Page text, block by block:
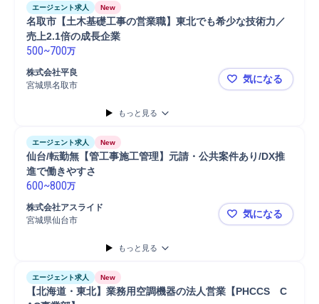
エージェント求人 New
名取市【土木基礎工事の営業職】東北でも希少な技術力／
売上2.1倍の成長企業
500~700万
株式会社平良
宮城県名取市
名取市【土
気になる
もっと見る
エージェント求人 New
仙台/転勤無【管工事施工管理】元請・公共案件あり/DX推
進で働きやすさ
600~800万
株式会社アスライド
宮城県仙台市
仙台/転勤無
気になる
もっと見る
エージェント求人 New
【北海道・東北】業務用空調機器の法人営業【PHCCS　C